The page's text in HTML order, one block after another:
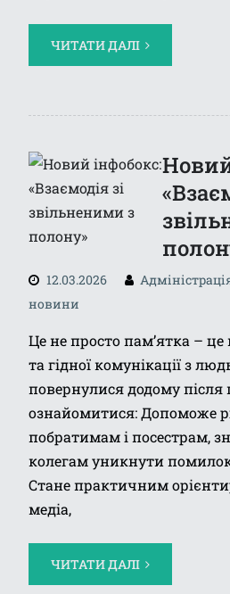
ЧИТАТИ ДАЛІ
12.03.2026
новини
Це не просто пам’ятка –
та гідної комунікації з
повернулися додому
ознайомитися: Допоможе
побратимам і посестрам,
колегам уникнути помилок
Стане практичним
медіа,
ЧИТАТИ ДАЛІ